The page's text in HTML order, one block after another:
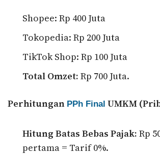
Shopee: Rp 400 Juta
Tokopedia: Rp 200 Juta
TikTok Shop: Rp 100 Juta
Total Omzet: Rp 700 Juta.
Perhitungan PPh Final UMKM
Hitung Batas Bebas Pajak: Rp
pertama = Tarif 0%.